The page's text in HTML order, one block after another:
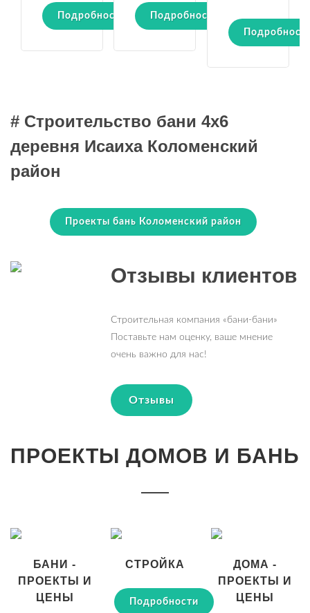
Подробности Подробности
# Строительство бани 4х6
деревня Исаиха Коломенский
район
Проекты бань Коломенский район
Отзывы клиентов
Строительная компания «бани-бани»
Поставьте нам оценку, ваше мнение
очень важно для нас!
Отзывы
ПРОЕКТЫ ДОМОВ И БАНЬ
БАНИ -
ПРОЕКТЫ И
ЦЕНЫ
СТРОЙКА
Подробности
ДОМА -
ПРОЕКТЫ И
ЦЕНЫ